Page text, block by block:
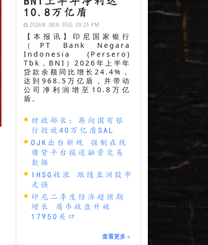
10.8万亿盾
2026年 08月 05日 20:25 PM
【本报讯】印尼国家银行
（PT Bank Negara
Indonesia (Persero)
Tbk，BNI）2026年上半年
贷款余额同比增长24.4%，
达到968.5万亿盾，并带动
公司净利润增至10.8万亿
盾。
财政部长：再向国有银
行投放40万亿盾SAL
OJK出台新规 强制在线
借贷平台报送融资交易
数据
IHSG收涨 跟随亚洲股市
走强
印尼二季度经济超预期
增长 盾币收盘升破
17950关口
查看更多 »